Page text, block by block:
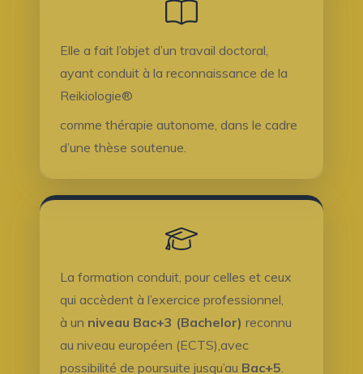
Elle a fait l’objet d’un travail doctoral,
ayant conduit à la reconnaissance de la
Reikiologie®
comme thérapie autonome, dans le cadre
d’une thèse soutenue.
La formation conduit, pour celles et ceux
qui accèdent à l’exercice professionnel,
à un niveau Bac+3 (Bachelor) reconnu
au niveau européen (ECTS),avec
possibilité de poursuite jusqu’au Bac+5.